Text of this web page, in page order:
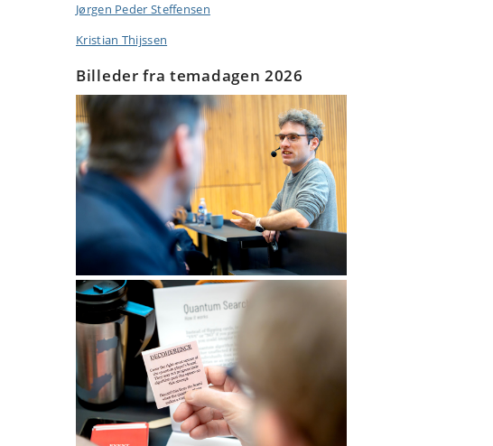
Jørgen Peder Steffensen
Kristian Thijssen
Billeder fra temadagen 2026